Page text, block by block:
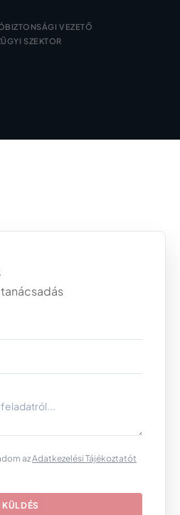
VEZETŐ
SZEKTOR
azAdatkezelési Tájékoztatót